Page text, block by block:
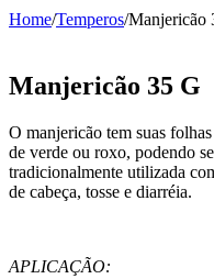
Home/Temperos/Manjericão
Manjericão 35 G
O manjericão tem suas
de verde ou roxo, podendo
tradicionalmente utilizada
de cabeça, tosse e diarréia.
APLICAÇÃO: